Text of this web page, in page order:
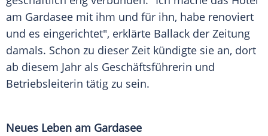
am Gardasee mit ihm und für ihn, habe renoviert
und es eingerichtet", erklärte Ballack der Zeitung
damals. Schon zu dieser Zeit kündigte sie an, dort
ab diesem Jahr als Geschäftsführerin und
Betriebsleiterin tätig zu sein.
Neues Leben am Gardasee